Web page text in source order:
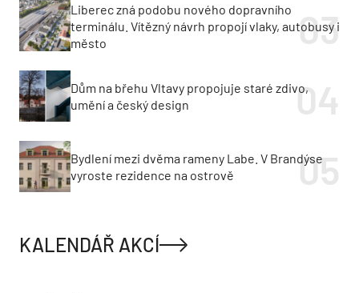
Liberec zná podobu nového dopravního
terminálu. Vítězný návrh propojí vlaky, autobusy i
město
Dům na břehu Vltavy propojuje staré zdivo,
umění a český design
Bydlení mezi dvěma rameny Labe. V Brandýse
vyroste rezidence na ostrově
KALENDÁŘ AKCÍ